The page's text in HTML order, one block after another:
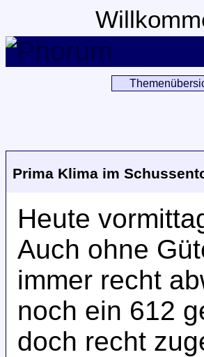
Prima Klima im
Heute
Auch ohne
immer recht
noch ein 612
doch recht